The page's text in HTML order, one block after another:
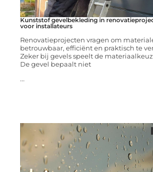
Kunststof gevelbekleding in
voor installateurs
Renovatieprojecten vragen om
betrouwbaar, efficiënt en praktisch te
Zeker bij gevels speelt de
De gevel bepaalt niet
...